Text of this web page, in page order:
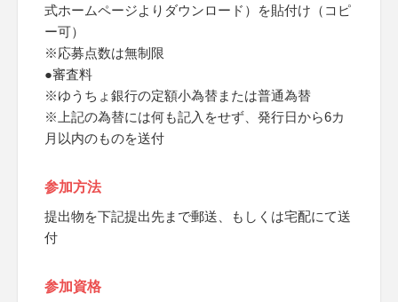
式ホームページよりダウンロード）を貼付け（コピ
ー可）
※応募点数は無制限
●審査料
※ゆうちょ銀行の定額小為替または普通為替
※上記の為替には何も記入をせず、発行日から6カ
月以内のものを送付
参加方法
提出物を下記提出先まで郵送、もしくは宅配にて送
付
参加資格